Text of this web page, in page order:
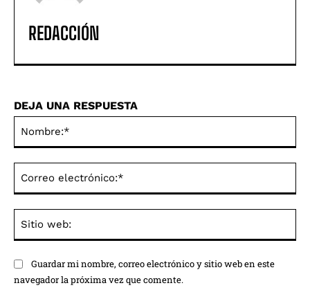
REDACCIÓN
DEJA UNA RESPUESTA
Guardar mi nombre, correo electrónico y sitio web en este
navegador la próxima vez que comente.